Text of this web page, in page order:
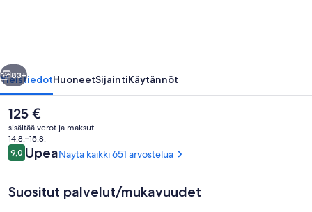
Seuraava
83+
YleistiedotHuoneetSijaintiKäytännöt
Nykyinen
hinta
on
125 €
125 €
sisältää verot ja maksut
14.8.–15.8.
Arvostelut
9,09,0 kautta 10.
UpeaNäytä kaikki 651 arvostelua
Suositut palvelut/mukavuudet